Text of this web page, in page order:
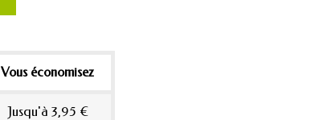
Vous économisez
Jusqu'à 3,95 €